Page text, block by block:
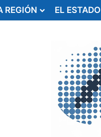
REGIÓN EL ESTADO